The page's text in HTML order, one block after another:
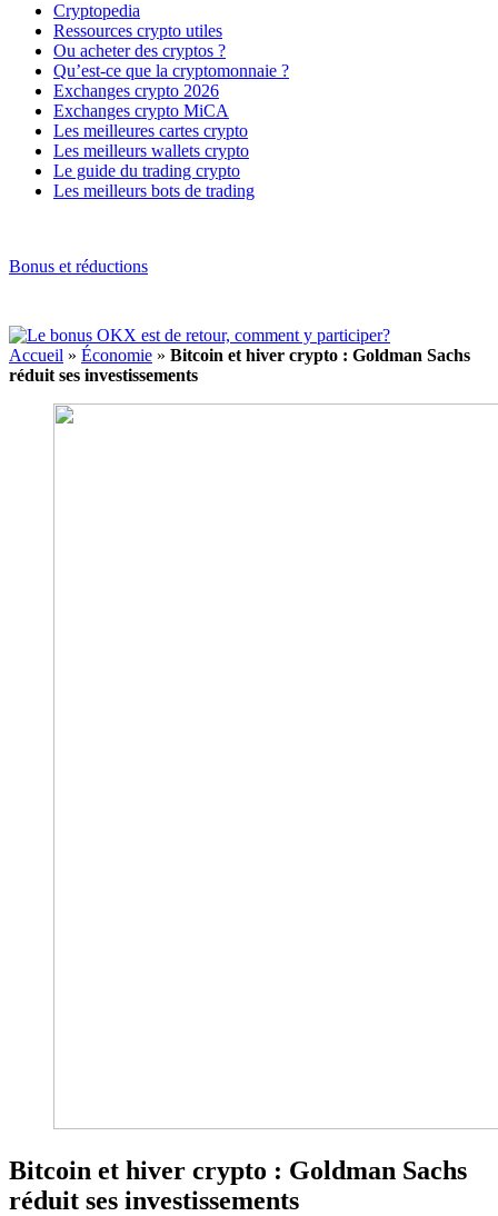
Cryptopedia
Ressources crypto utiles
Ou acheter des cryptos ?
Qu’est-ce que la cryptomonnaie ?
Exchanges crypto 2026
Exchanges crypto MiCA
Les meilleures cartes crypto
Les meilleurs wallets crypto
Le guide du trading crypto
Les meilleurs bots de trading
Bonus et réductions
Accueil » Économie » Bitcoin et hiver crypto : Goldman Sachs
réduit ses investissements
Bitcoin et hiver crypto : Goldman Sachs
réduit ses investissements